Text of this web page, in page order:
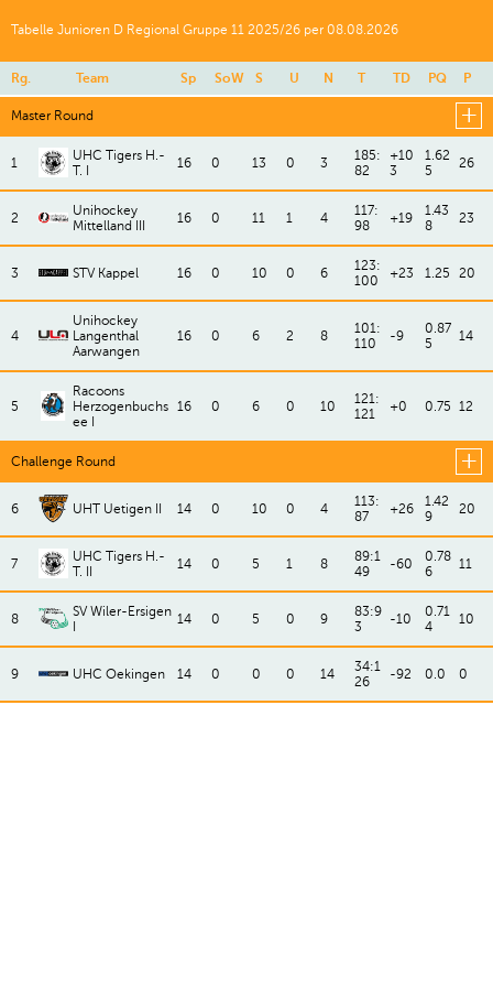
Tabelle Junioren D Regional Gruppe 11 2025/26 per 08.08.2026
Rg. Team Sp SoW S U N T TD PQ P
Master Round
1
UHC Tigers H.-
T. I
16 0 13 0 3
185:
82
+10
3
1.62
5
26
2
Unihockey
Mittelland III
16 0 11 1 4
117:
98
+19
1.43
8
23
3 STV Kappel 16 0 10 0 6
123:
100
+23 1.25 20
4
Unihockey
Langenthal
Aarwangen
16 0 6 2 8
101:
110
-9
0.87
5
14
5
Racoons
Herzogenbuchs
ee I
16 0 6 0 10
121:
121
+0 0.75 12
Challenge Round
6 UHT Uetigen II 14 0 10 0 4
113:
87
+26
1.42
9
20
7
UHC Tigers H.-
T. II
14 0 5 1 8
89:1
49
-60
0.78
6
11
8
SV Wiler-Ersigen 14 0 5 0 9
83:9
3
-10
0.71
4
10
9 UHC Oekingen 14 0 0 0 14
34:1
26
-92 0.0 0